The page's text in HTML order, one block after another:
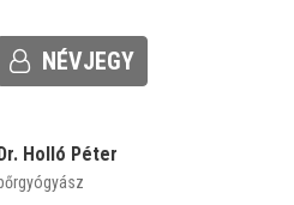
NÉVJEGY
Dr. Holló Péter
bőrgyógyász